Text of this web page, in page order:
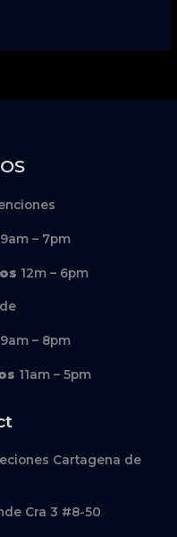
9am – 7pm
12m – 6pm
9am – 8pm
11am – 5pm
Cartagena de
Cra 3 #8-50